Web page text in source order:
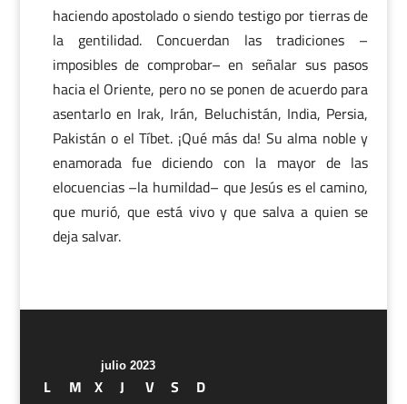
haciendo apostolado o siendo testigo por tierras de
la gentilidad. Concuerdan las tradiciones –
imposibles de comprobar– en señalar sus pasos
hacia el Oriente, pero no se ponen de acuerdo para
asentarlo en Irak, Irán, Beluchistán, India, Persia,
Pakistán o el Tíbet. ¡Qué más da! Su alma noble y
enamorada fue diciendo con la mayor de las
elocuencias –la humildad– que Jesús es el camino,
que murió, que está vivo y que salva a quien se
deja salvar.
julio 2023
L M X J V S
D